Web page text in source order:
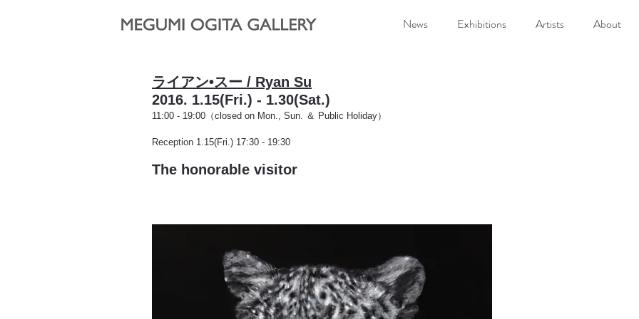
News Exhibitions Artists About
ライアン•スー / Ryan Su
2016. 1.15(Fri.) - 1.30(Sat.)
11:00 - 19:00（closed on Mon., Sun. ＆ Public Holiday）
Reception 1.15(Fri.) 17:30 - 19:30
The honorable visitor